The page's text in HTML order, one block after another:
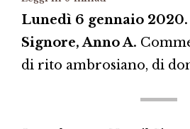
Lunedì 6 gennaio
Signore, Anno A.
di rito ambrosiano, di